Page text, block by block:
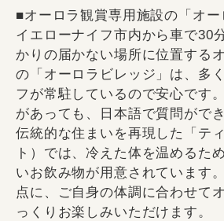
■オーロラ観賞専用施設の「オ
イエローナイフ市内から車で30
かりの届かない場所に位置する
の「オーロラビレッジ」は、多
フが常駐しているので安心です
があっても、日本語で質問がで
伝統的な住まいを再現した「テ
ト）では、冷えた体を温めるた
いお飲み物が用意されています
点に、ご自身の体調に合わせて
っくりお楽しみいただけます。